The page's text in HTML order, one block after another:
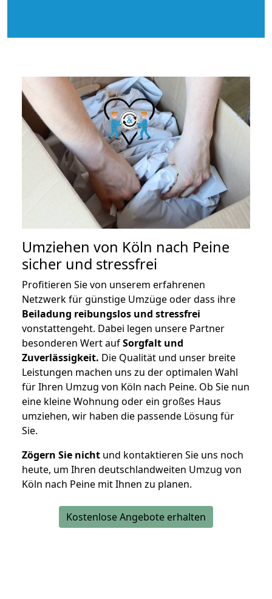
Umziehen von Köln nach Peine
sicher und stressfrei
Profitieren Sie von unserem erfahrenen
Netzwerk für günstige Umzüge oder dass ihre
Beiladung reibungslos und stressfrei
vonstattengeht. Dabei legen unsere Partner
besonderen Wert aufSorgfalt und
Zuverlässigkeit. Die Qualität und unser breite
Leistungen machen uns zu der optimalen Wahl
für Ihren Umzug von Köln nach Peine. Ob Sie nun
eine kleine Wohnung oder ein großes Haus
umziehen, wir haben die passende Lösung für
Sie.
Zögern Sie nicht und kontaktieren Sie uns noch
heute, um Ihren deutschlandweiten Umzug von
Köln nach Peine mit Ihnen zu planen.
Kostenlose Angebote erhalten